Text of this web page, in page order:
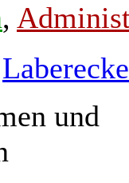
,
Laberecke
und